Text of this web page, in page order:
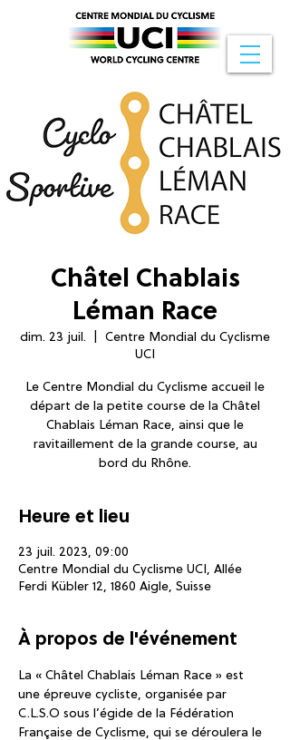
Châtel Chablais
Léman Race
dim. 23 juil.
Centre Mondial du Cyclisme
UCI
Le Centre Mondial du Cyclisme accueil le
départ de la petite course de la Châtel
Chablais Léman Race, ainsi que le
ravitaillement de la grande course, au
bord du Rhône.
Heure et lieu
23 juil. 2023, 09:00
Centre Mondial du Cyclisme UCI, Allée
Ferdi Kübler 12, 1860 Aigle, Suisse
À propos de l'événement
La « Châtel Chablais Léman Race » est
une épreuve cycliste, organisée par
C.L.S.O sous l’égide de la Fédération
Française de Cyclisme, qui se déroulera le